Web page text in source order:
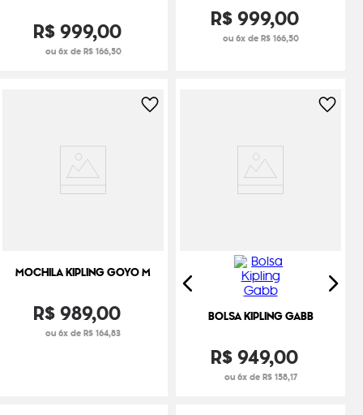
R$999,00
ou 6x de R$ 166,50
R$999,00
ou 6x de R$ 166,50
MOCHILA KIPLING GOYO M
R$989,00
ou 6x de R$ 164,83
BOLSA KIPLING GABB
R$949,00
ou 6x de R$ 158,17